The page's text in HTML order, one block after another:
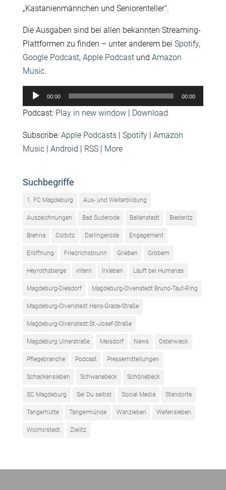
„Kastanienmännchen und Seniorenteller“.
Die Ausgaben sind bei allen bekannten Streaming-
Plattformen zu finden – unter anderem bei Spotify,
Google Podcast, Apple Podcastund Amazon
Music.
Audio-
Player
00:00 00:00
Podcast: Play in new window| Download
Subscribe: Apple Podcasts| Spotify| Amazon
Music| Android | RSS| More
Suchbegriffe
1. FC Magdeburg Aus- und Weiterbildung
Auszeichnungen Bad Suderode Ballenstedt Biederitz
Brehna Colbitz Darlingerode Engagement
Eröffnung Friedrichsbrunn Grieben Gröbern
Heyrothsberge intern Irxleben Läuft bei Humanas
Magdeburg-Diesdorf Magdeburg-Olvenstedt Bruno-Taut-Ring
Magdeburg-Olvenstedt Hans-Grade-Straße
Magdeburg-Olvenstedt St.-Josef-Straße
Magdeburg Ulnerstraße Meisdorf News Osterwieck
Pflegebranche Podcast Pressemitteilungen
Schackensleben Schwanebeck Schönebeck
SC Magdeburg Sei Du selbst Social Media Standorte
Tangerhütte Tangermünde Wanzleben Wefensleben
Wolmirstedt Zielitz